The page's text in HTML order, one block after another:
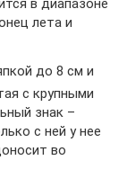
лета и
до 8 см и
с крупными
знак –
с ней у нее
во